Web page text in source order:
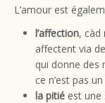
L’amour est
l’affection, càd
affectent via
qui donne des
ce n’est pas
la pitié est une